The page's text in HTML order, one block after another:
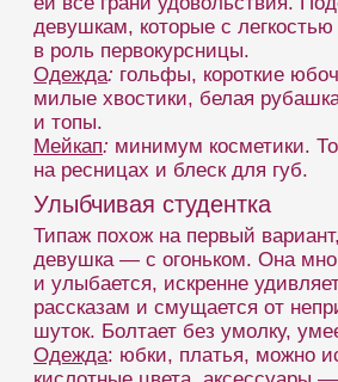
ИНТЕРЬЕР
Если работаете дома, то уделите внимание
интерьеру. Ведь правильный интерьер может
выгодно подчеркнуть ваш стиль, а плохой —
разбить хорошее впечатление в дребезги.
Вывод: к трансляции нужно готовиться
тщательно. Это правило касается как парней,
так и девушек. Придумывайте новые образы:
стиль, макияж, костюм. Тогда работа в вебкам
будет приносить хороший доход, ведь желание
работать и стремление развиваться
не останутся незамеченными.